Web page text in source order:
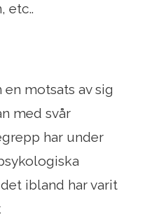
etc..
motsats av sig
med svår
har under
ibland har varit